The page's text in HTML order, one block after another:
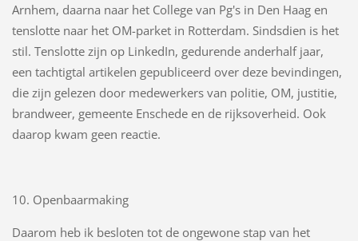
Arnhem, daarna naar het College van Pg's in Den Haag en
tenslotte naar het OM-parket in Rotterdam. Sindsdien is het
stil. Tenslotte zijn op LinkedIn, gedurende anderhalf jaar,
een tachtigtal artikelen gepubliceerd over deze bevindingen,
die zijn gelezen door medewerkers van politie, OM, justitie,
brandweer, gemeente Enschede en de rijksoverheid. Ook
daarop kwam geen reactie.
10. Openbaarmaking
Daarom heb ik besloten tot de ongewone stap van het